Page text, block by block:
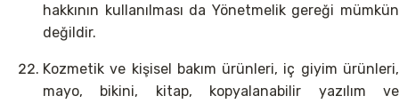
hakkının kullanılması da Yönetmelik gereği mümkün
değildir.
Kozmetik ve kişisel bakım ürünleri, iç giyim ürünleri,
mayo, bikini, kitap, kopyalanabilir yazılım ve